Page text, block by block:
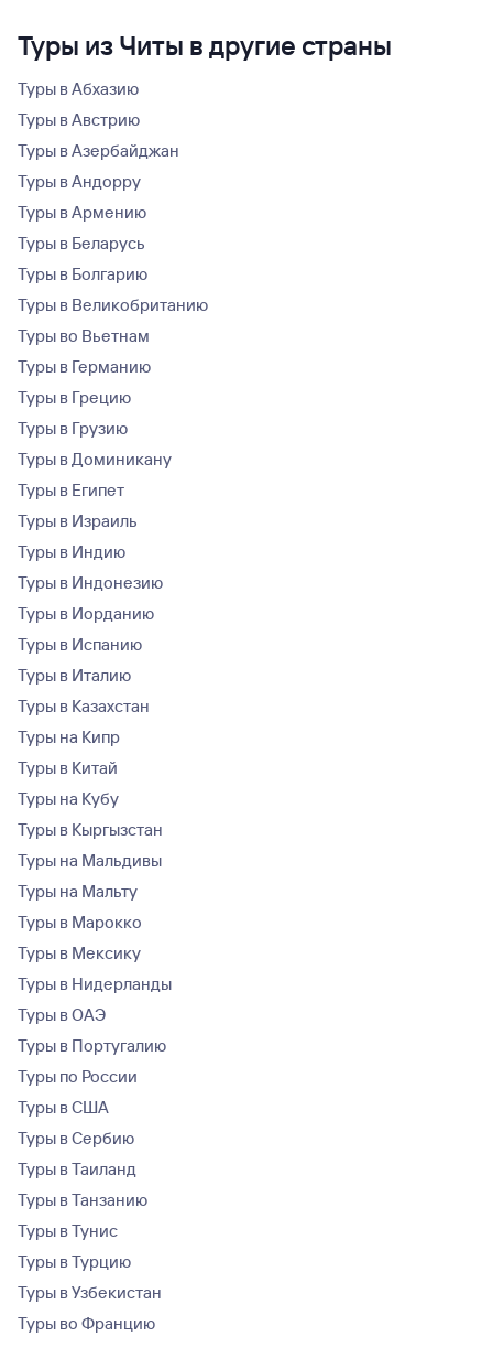
Туры из Читы в другие страны
Туры в Абхазию
Туры в Австрию
Туры в Азербайджан
Туры в Андорру
Туры в Армению
Туры в Беларусь
Туры в Болгарию
Туры в Великобританию
Туры во Вьетнам
Туры в Германию
Туры в Грецию
Туры в Грузию
Туры в Доминикану
Туры в Египет
Туры в Израиль
Туры в Индию
Туры в Индонезию
Туры в Иорданию
Туры в Испанию
Туры в Италию
Туры в Казахстан
Туры на Кипр
Туры в Китай
Туры на Кубу
Туры в Кыргызстан
Туры на Мальдивы
Туры на Мальту
Туры в Марокко
Туры в Мексику
Туры в Нидерланды
Туры в ОАЭ
Туры в Португалию
Туры по России
Туры в США
Туры в Сербию
Туры в Таиланд
Туры в Танзанию
Туры в Тунис
Туры в Турцию
Туры в Узбекистан
Туры во Францию